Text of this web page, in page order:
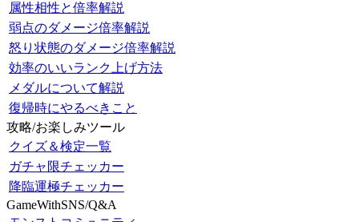
属性相性と倍率解説
弱点のダメージ倍率解説
怒り状態のダメージ倍率解説
効率のいいランク上げ方法
メダルについて解説
復帰時にやるべきこと
攻略/お楽しみツール
クイズ＆検定一覧
ガチャ限チェッカー
降臨運極チェッカー
GameWithSNS/Q&A